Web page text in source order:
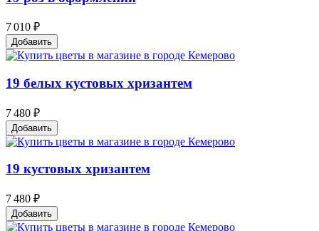
7 010 ₽
Добавить
19 белых кустовых хризантем
7 480 ₽
Добавить
19 кустовых хризантем
7 480 ₽
Добавить